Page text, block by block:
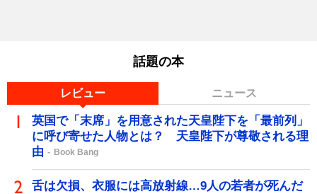
話題の本
レビュー ニュース
英国で「末席」を用意された天皇陛下を「最前列」
に呼び寄せた人物とは？ 天皇陛下が尊敬される理
由
Book Bang
舌は欠損、衣服には高放射線…9人の若者が死んだ